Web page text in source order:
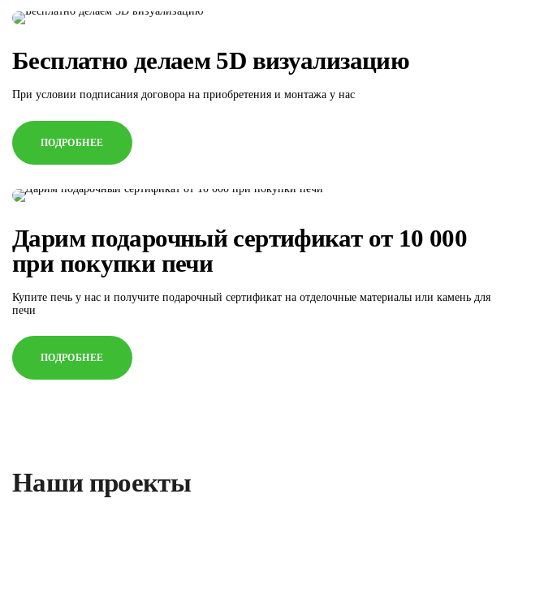
Бесплатно делаем 5D визуализацию
При условии подписания договора на приобретения и монтажа у нас
ПОДРОБНЕЕ
Дарим подарочный сертификат от 10 000
при покупки печи
Купите печь у нас и получите подарочный сертификат на отделочные материалы или камень для
печи
ПОДРОБНЕЕ
Наши проекты